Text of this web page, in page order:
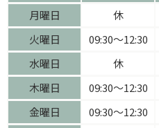
月曜日
休
火曜日
09:30〜12:30
水曜日
休
木曜日
09:30〜12:30
金曜日
09:30〜12:30